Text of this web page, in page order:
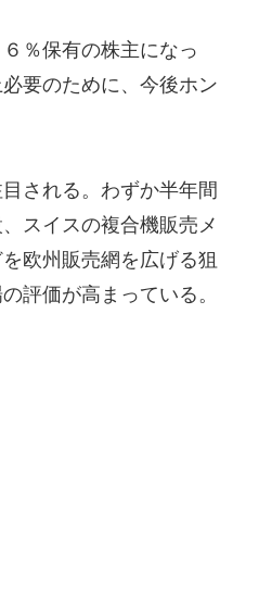
％保有の株主になっ
要のために、今後ホン
される。わずか半年間
スイスの複合機販売メ
欧州販売網を広げる狙
評価が高まっている。